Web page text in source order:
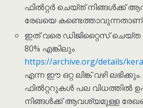
ഫിൽറ്റർ ചെയ്ത് നിങ്ങൾക്ക്
രേഖയെ
ഇത് വരെ ഡിജിറ്റൈസ് ചെയ്ത
80% എങ്കിലും
https://archive.org/details/
എന്ന ഈ ഒറ്റ ലിങ്ക് വഴി
ഫിൽറ്ററുകൾ പല വിധത്തിൽ
നിങ്ങൾക്ക് ആവശ്യമുള്ള